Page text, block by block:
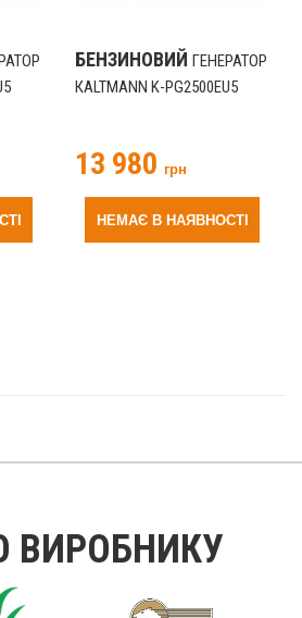
БЕНЗИНОВИЙ ГЕНЕРАТОР
КALTMANN K-PG2500EU5
13 980 грн
НЕМАЄ В НАЯВНОСТІ
ВИРОБНИКУ